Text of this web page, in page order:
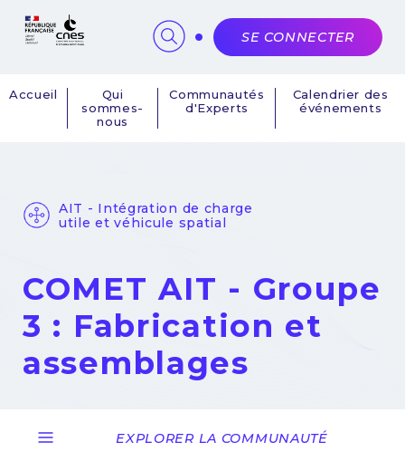
Navigation
Accueil
Qui
sommes-
nous
Communautés
d'Experts
Calendrier des
événements
SE CONNECTER
AIT - Intégration de charge
utile et véhicule spatial
COMET AIT - Groupe
3 : Fabrication et
assemblages
EXPLORER LA COMMUNAUTÉ